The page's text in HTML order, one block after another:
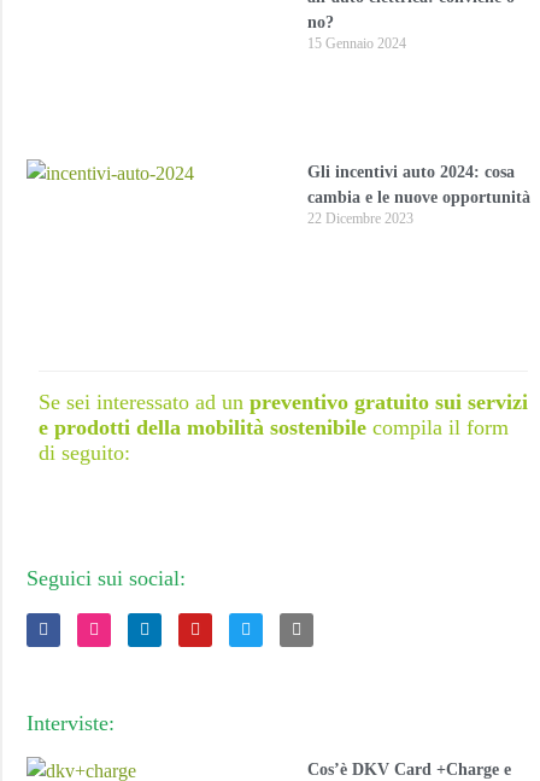
no?
15 Gennaio 2024
Gli incentivi auto 2024: cosa
cambia e le nuove opportunità
22 Dicembre 2023
Se sei interessato ad un preventivo gratuito sui servizi
e prodotti della mobilità sostenibile compila il form
di seguito:
Seguici sui social:
Interviste:
Cos’è DKV Card +Charge e